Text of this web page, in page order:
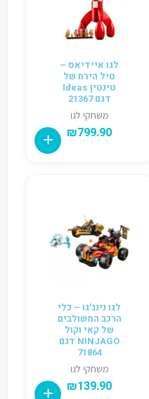
לגו איידיאס –
טיל הירח של
טינטין Ideas
דגם 21367
משחקי לגו
₪799.90
לגו נינג'גו – כלי
הרכב המשולבים
של קאי וקול
NINJAGO דגם
71864
משחקי לגו
₪139.90